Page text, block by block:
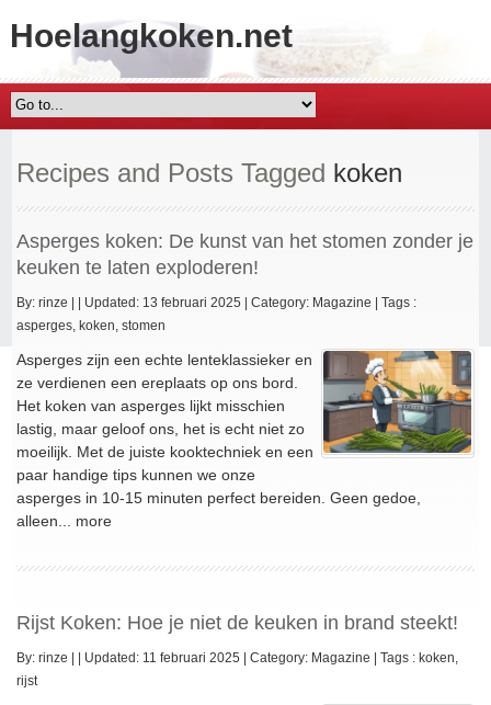
Hoelangkoken.net
Recipes and Posts Tagged koken
Asperges koken: De kunst van het stomen zonder je
keuken te laten exploderen!
By:rinze Updated: 13 februari 2025 Category: Magazine
Tags :
asperges, koken,stomen
Asperges zijn een echte lenteklassieker en
ze verdienen een ereplaats op ons bord.
Het koken van asperges lijkt misschien
lastig, maar geloof ons, het is echt niet zo
moeilijk. Met de juiste kooktechniek en een
paar handige tips kunnen we onze
asperges in 10-15 minuten perfect bereiden. Geen gedoe,
alleen... more
Rijst Koken: Hoe je niet de keuken in brand steekt!
By:rinze Updated: 11 februari 2025 Category: Magazine Tags : koken,
rijst